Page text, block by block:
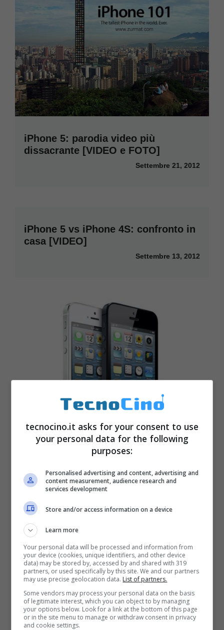
iPhone 5: parodia video più
dissacrante [VIDEO e FOTO]
Settembre 21, 2012
iPhone 5 vs iPhone 4S: confronto in
casa [VIDEO]
Settembre 13, 2012
iPhone 5: scheda tecnica ufficiale
[FOTO]
Settembre 12, 2012
tecnocino.it asks for your consent to use
your personal data for the following
purposes:
Personalised advertising and content, advertising and
content measurement, audience research and
services development
Store and/or access information on a device
Learn more
Your personal data will be processed and information from
your device (cookies, unique identifiers, and other device
data) may be stored by, accessed by and shared with 319
partners, or used specifically by this site. We and our partners
may use precise geolocation data. List of partners.
Some vendors may process your personal data on the basis
of legitimate interest, which you can object to by managing
your options below. Look for a link at the bottom of this page
or in the site menu to manage or withdraw consent in privacy
and cookie settings.